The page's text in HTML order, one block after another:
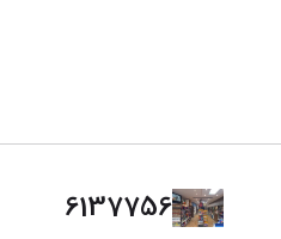
6137756